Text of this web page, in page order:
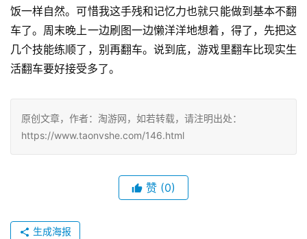
饭一样自然。可惜我这手残和记忆力也就只能做到基本不翻
车了。周末晚上一边刷图一边懒洋洋地想着，得了，先把这
几个技能练顺了，别再翻车。说到底，游戏里翻车比现实生
活翻车要好接受多了。
原创文章，作者：淘游网，如若转载，请注明出处：
https://www.taonvshe.com/146.html
赞 (0)
生成海报